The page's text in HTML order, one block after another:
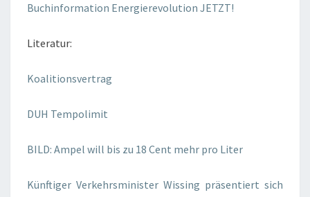
Buchinformation Energierevolution JETZT!
Literatur:
Koalitionsvertrag
DUH Tempolimit
BILD: Ampel will bis zu 18 Cent mehr pro Liter
Künftiger Verkehrsminister Wissing präsentiert sich